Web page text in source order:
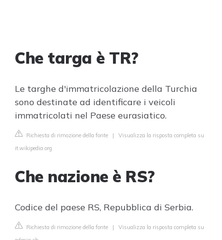
Che targa è TR?
Le targhe d'immatricolazione della Turchia
sono destinate ad identificare i veicoli
immatricolati nel Paese eurasiatico.
Richiesta di rimozione della fonte | Visualizza la risposta completa su
it.wikipedia.org
Che nazione è RS?
Codice del paese RS, Repubblica di Serbia.
Richiesta di rimozione della fonte | Visualizza la risposta completa su